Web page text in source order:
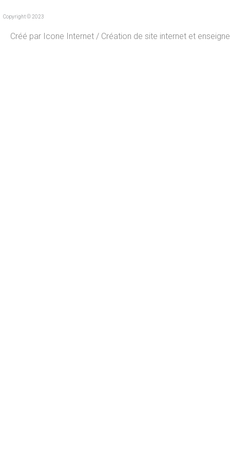
Copyright © 2023
Créé par Icone Internet / Création de site internet et enseigne